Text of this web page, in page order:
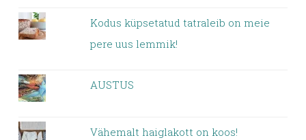
Kodus küpsetatud tatraleib on meie
pere uus lemmik!
AUSTUS
Vähemalt haiglakott on koos!